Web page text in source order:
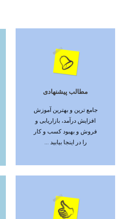
مطالب پیشنهادی
جامع ترین و بهترین آموزش
افزایش درآمد، بازاریابی و
فروش و بهبود کسب و کار
را در اینجا بیابید ...
ادامه مطلب